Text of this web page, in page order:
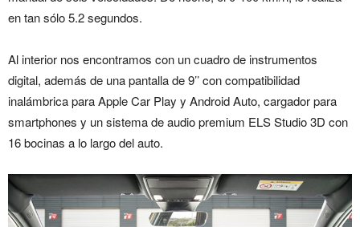
en tan sólo 5.2 segundos.
Al interior nos encontramos con un cuadro de instrumentos
digital, además de una pantalla de 9’’ con compatibilidad
inalámbrica para Apple Car Play y Android Auto, cargador para
smartphones y un sistema de audio premium ELS Studio 3D con
16 bocinas a lo largo del auto.